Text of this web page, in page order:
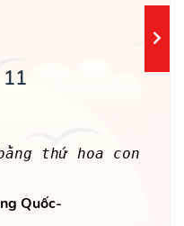
thứ hoa con
Quốc-